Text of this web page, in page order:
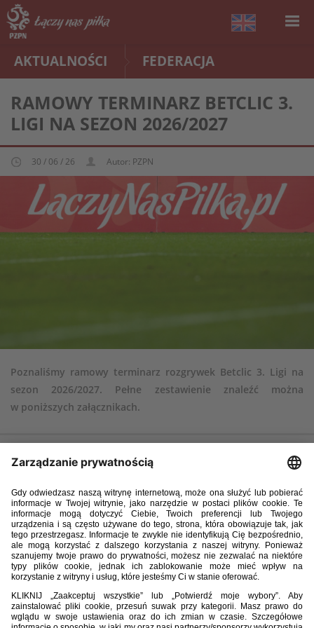
AKTUALNOŚCI FEDERACJA
RAMOWY TERMINARZ BETCLIC 3.
LIGI NA SEZON 2026/2027
30 / 06 / 26 Autor: PZPN
Poznaliśmy ramowy terminarz rozgrywek Betclic 3. Ligi na
sezon 2026/2027. Pełne zestawienie znaleźć można
w poniższych załącznikach.
POBIERZ
Terminarz Betclic 3 Ligi gr. 1 2026-2027.pdf
153.54KB
POBIERZ
Terminarz Betclic 3 Ligi gr. 2 2026-2027.pdf
154.15KB